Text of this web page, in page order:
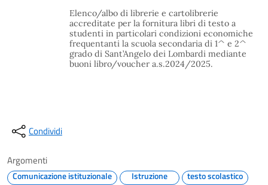
Elenco/albo di librerie e cartolibrerie
accreditate per la fornitura libri di testo a
studenti in particolari condizioni economiche
frequentanti la scuola secondaria di 1^ e 2^
grado di Sant’Angelo dei Lombardi mediante
buoni libro/voucher a.s.2024/2025.
Condividi
Argomenti
Comunicazione istituzionale Istruzione testo scolastico